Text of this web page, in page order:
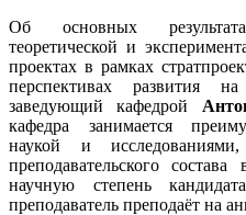
Об основных
теоретической и
проектах в рамках
перспективах развития
заведующий кафедрой
кафедра занимается
наукой и
преподавательского
научную степень
преподаватель преподаёт на